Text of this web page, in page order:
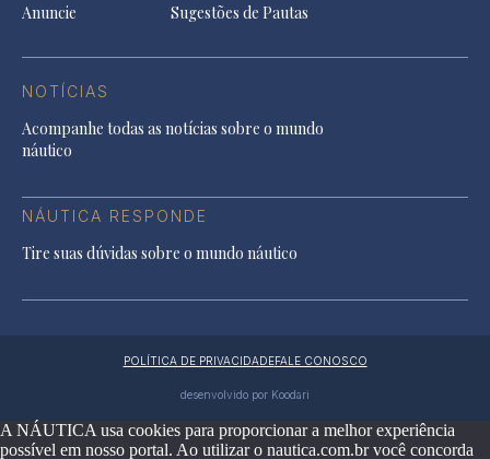
Anuncie
Sugestões de Pautas
NOTÍCIAS
Acompanhe todas as notícias sobre o mundo
náutico
NÁUTICA RESPONDE
Tire suas dúvidas sobre o mundo náutico
POLÍTICA DE PRIVACIDADEFALE CONOSCO
desenvolvido por Koodari
A NÁUTICA usa cookies para proporcionar a melhor experiência
possível em nosso portal. Ao utilizar o nautica.com.br você concorda